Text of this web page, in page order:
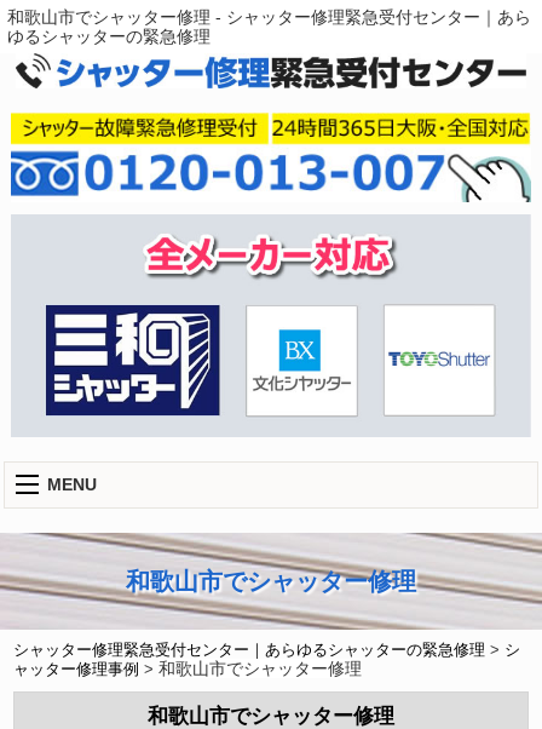
和歌山市でシャッター修理 - シャッター修理緊急受付センター｜あら
ゆるシャッターの緊急修理
MENU
和歌山市でシャッター修理
シャッター修理緊急受付センター｜あらゆるシャッターの緊急修理 > シ
ャッター修理事例 >和歌山市でシャッター修理
和歌山市でシャッター修理